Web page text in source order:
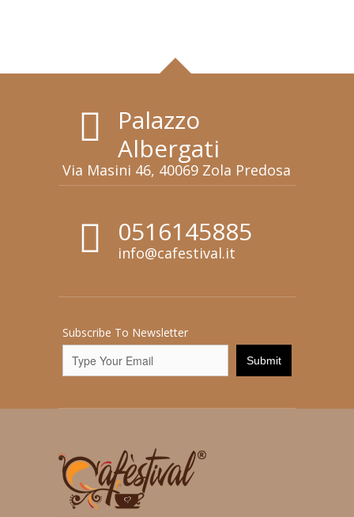
Palazzo
Albergati
Via Masini 46, 40069 Zola Predosa
0516145885
info@cafestival.it
Subscribe To Newsletter